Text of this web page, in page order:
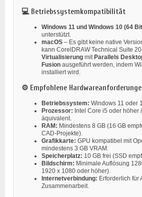
💻 Betriebssystemkompatibilität
Windows 11 und Windows 10 (64
unterstützt.
macOS – Es gibt keine native
kann CorelDRAW Technical Suite
Virtualisierung mit Parallels
Fusion ausgeführt werden, indem
installiert wird.
⚙️ Empfohlene
Betriebssystem: Windows 11 oder
Prozessor: Intel Core i5 oder höher
äquivalent.
RAM: Mindestens 8 GB (16 GB
CAD-Projekte).
Grafikkarte: GPU kompatibel mit
mindestens 3 GB VRAM.
Speicherplatz: 10 GB frei (SSD
Bildschirm: Minimale Auflösung
1920 x 1080 oder höher).
Internetverbindung: Erforderlich für
Zusammenarbeit.